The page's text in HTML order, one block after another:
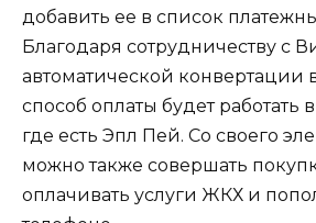
добавить ее в список
Благодаря сотрудничеству с
автоматической конвертации
способ оплаты будет работать
где есть Эпл Пей. Со своего
можно также совершать
оплачивать услуги ЖКХ и